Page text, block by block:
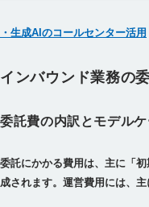
・生成AIのコールセンター活用
インバウンド業務の
委託費の内訳とモデル
委託にかかる費用は、主に「
成されます。運営費用には、主